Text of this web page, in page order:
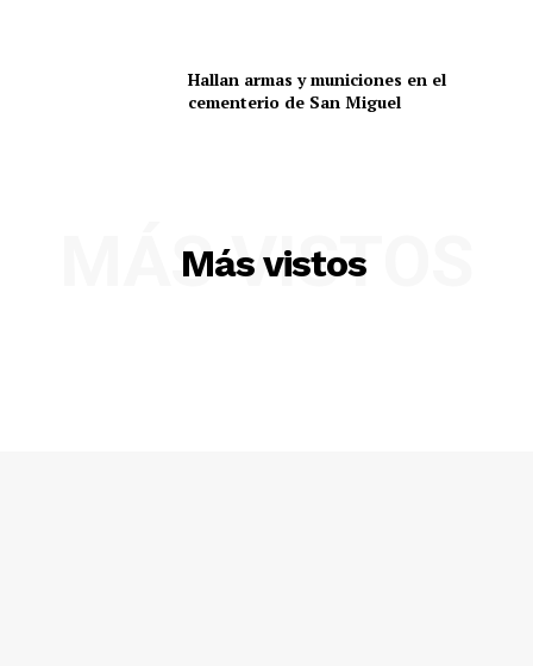
Diario los AndesHallan armas y municiones en el
cementerio de San Miguel
Más vistos
MÁS VISTOS